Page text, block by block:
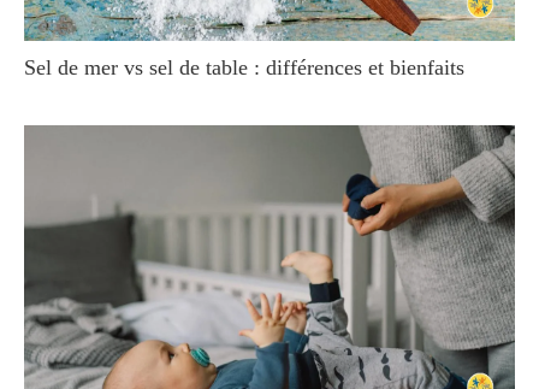
Sel de mer vs sel de table : différences et bienfaits